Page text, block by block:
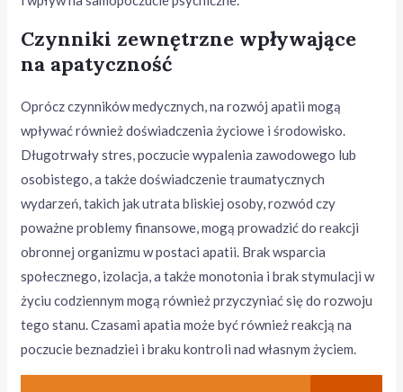
Czynniki zewnętrzne wpływające
na apatyczność
Oprócz czynników medycznych, na rozwój apatii mogą
wpływać również doświadczenia życiowe i środowisko.
Długotrwały stres, poczucie wypalenia zawodowego lub
osobistego, a także doświadczenie traumatycznych
wydarzeń, takich jak utrata bliskiej osoby, rozwód czy
poważne problemy finansowe, mogą prowadzić do reakcji
obronnej organizmu w postaci apatii. Brak wsparcia
społecznego, izolacja, a także monotonia i brak stymulacji w
życiu codziennym mogą również przyczyniać się do rozwoju
tego stanu. Czasami apatia może być również reakcją na
poczucie beznadziei i braku kontroli nad własnym życiem.